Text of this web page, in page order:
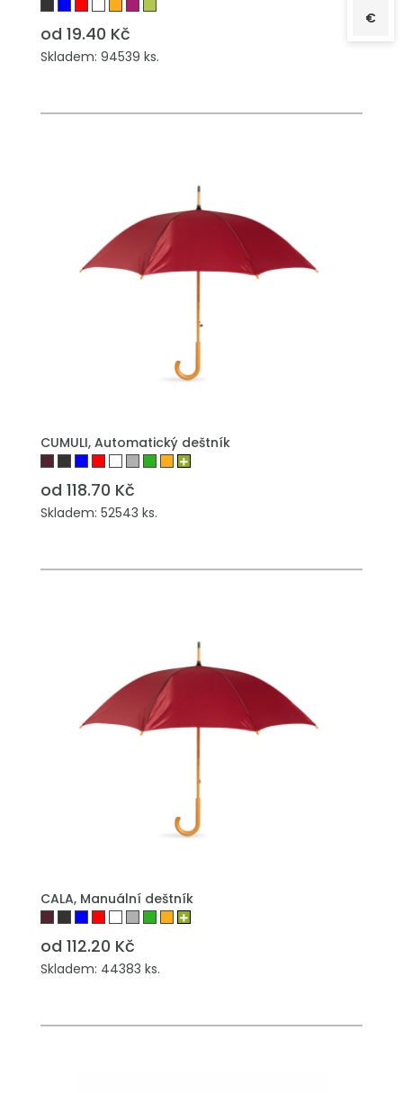
od 19.40 Kč
Skladem: 94539 ks.
CUMULI, Automatický deštník
od 118.70 Kč
Skladem: 52543 ks.
CALA, Manuální deštník
od 112.20 Kč
Skladem: 44383 ks.
€